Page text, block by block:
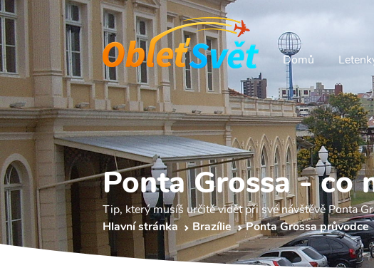
Domů
Ponta Grossa - co
Tip, který musíš určitě vidět při své návštěvě Ponta
Hlavní stránka
Brazílie Ponta Grossa průvodce